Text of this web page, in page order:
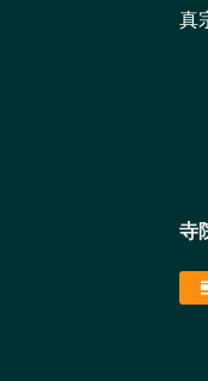
真
寺